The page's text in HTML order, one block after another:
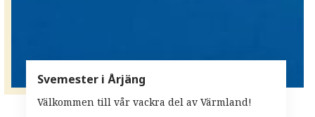
Svemester i Årjäng
Välkommen till vår vackra del av Värmland!